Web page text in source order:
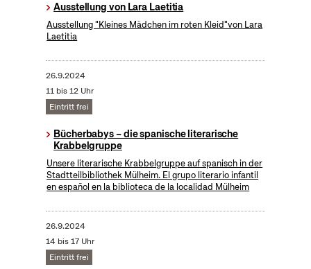
Ausstellung von Lara Laetitia
Ausstellung "Kleines Mädchen im roten Kleid"von Lara
Laetitia
26.9.2024
11 bis 12 Uhr
Eintritt frei
Bücherbabys – die spanische literarische
Krabbelgruppe
Unsere literarische Krabbelgruppe auf spanisch in der
Stadtteilbibliothek Mülheim. El grupo literario infantil
en español en la biblioteca de la localidad Mülheim
26.9.2024
14 bis 17 Uhr
Eintritt frei